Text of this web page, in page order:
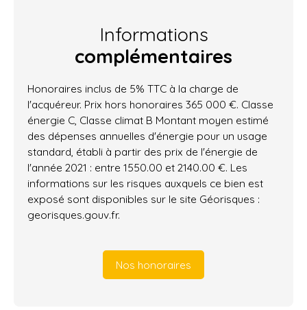
Informations
complémentaires
Honoraires inclus de 5% TTC à la charge de
l'acquéreur. Prix hors honoraires 365 000 €. Classe
énergie C, Classe climat B Montant moyen estimé
des dépenses annuelles d'énergie pour un usage
standard, établi à partir des prix de l'énergie de
l'année 2021 : entre 1550.00 et 2140.00 €. Les
informations sur les risques auxquels ce bien est
exposé sont disponibles sur le site Géorisques :
georisques.gouv.fr.
Nos honoraires